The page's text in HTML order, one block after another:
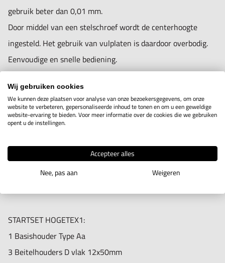
1 Basishouder Type C
3 Beitelhouders D vlak 32x150mm
1 Beitelhouder V-groef 40mm L160mm
Bestelnr. 3K14.9.14
STARTSET HOGETEX6:
1 Basishouder Type D1
3 Beitelhouders D vlak 40x180mm
gebruik beter dan 0,01 mm.
Door middel van een stelschroef wordt de centerhoogte
ingesteld. Het gebruik van vulplaten is daardoor overbodig.
Eenvoudige en snelle bediening.
Bij de keuze van de grootte letten op:
1. Vermogen van de draaibank.
2. Draaidiameter van de machine.
3. De lengte 'l' van de wisselhouder moet zoveel mogelijk
4. De beitelhoogte 'h' moet samen met de maat 'y' kleiner
zijn dan de centerhoogte 'x'.
STARTSET HOGETEX1:
1 Basishouder Type Aa
3 Beitelhouders D vlak 12x50mm
Wij gebruiken cookies
We kunnen deze plaatsen voor analyse van onze bezoekersgegevens, om onze
website te verbeteren, gepersonaliseerde inhoud te tonen en om u een geweldige
website-ervaring te bieden. Voor meer informatie over de cookies die we gebruiken
opent u de instellingen.
Accepteer alles
Nee, pas aan
Weigeren